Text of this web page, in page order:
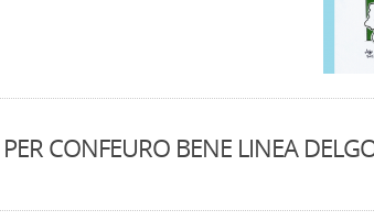
CONFEURO BENE LINEA